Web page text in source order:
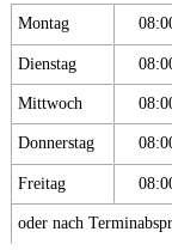
Montag
Dienstag
Mittwoch
Donnerstag
Freitag
oder nach